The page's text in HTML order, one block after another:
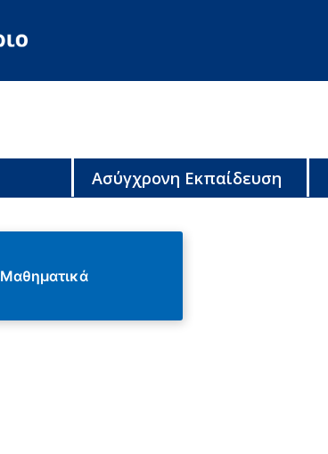
Ασύγχρονη Εκπαίδευση
Μαθηματικά